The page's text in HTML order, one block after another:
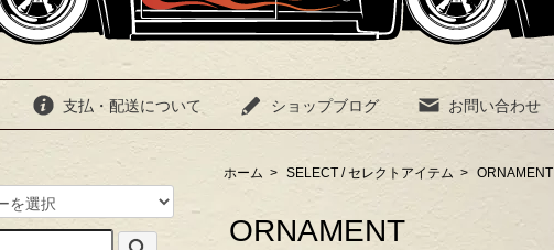
支払・配送について ショップブログ お問い合わせ
ホーム > SELECT / セレクトアイテム > ORNAMENT
ORNAMENT